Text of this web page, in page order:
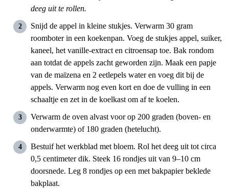
deeg uit te rollen.
Snijd de appel in kleine stukjes. Verwarm 30 gram
roomboter in een koekenpan. Voeg de stukjes appel, suiker,
kaneel, het vanille-extract en citroensap toe. Bak rondom
aan totdat de appels zacht geworden zijn. Maak een papje
van de maïzena en 2 eetlepels water en voeg dit bij de
appels. Verwarm nog even kort en doe de vulling in een
schaaltje en zet in de koelkast om af te koelen.
Verwarm de oven alvast voor op 200 graden (boven- en
onderwarmte) of 180 graden (hetelucht).
Bestuif het werkblad met bloem. Rol het deeg uit tot circa
0,5 centimeter dik. Steek 16 rondjes uit van 9–10 cm
doorsnede. Leg 8 rondjes op een met bakpapier beklede
bakplaat.